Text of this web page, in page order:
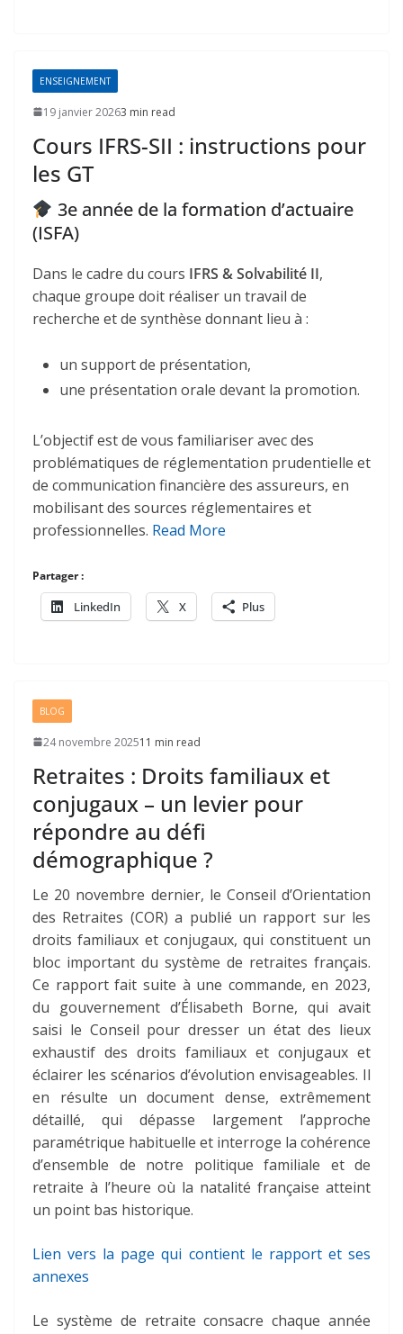
ENSEIGNEMENT
19 janvier 20263 min read
Cours IFRS-SII : instructions pour
les GT
3e année de la formation d’actuaire
(ISFA)
Dans le cadre du cours IFRS & Solvabilité II,
chaque groupe doit réaliser un travail de
recherche et de synthèse donnant lieu à :
un support de présentation,
une présentation orale devant la promotion.
L’objectif est de vous familiariser avec des
problématiques de réglementation prudentielle et
de communication financière des assureurs, en
mobilisant des sources réglementaires et
professionnelles. Read More
Partager :
LinkedIn X Plus
BLOG
24 novembre 202511 min read
Retraites : Droits familiaux et
conjugaux – un levier pour
répondre au défi
démographique ?
Le 20 novembre dernier, le Conseil d’Orientation
des Retraites (COR) a publié un rapport sur les
droits familiaux et conjugaux, qui constituent un
bloc important du système de retraites français.
Ce rapport fait suite à une commande, en 2023,
du gouvernement d’Élisabeth Borne, qui avait
saisi le Conseil pour dresser un état des lieux
exhaustif des droits familiaux et conjugaux et
éclairer les scénarios d’évolution envisageables. Il
en résulte un document dense, extrêmement
détaillé, qui dépasse largement l’approche
paramétrique habituelle et interroge la cohérence
d’ensemble de notre politique familiale et de
retraite à l’heure où la natalité française atteint
un point bas historique.
Lien vers la page qui contient le rapport et ses
annexes
Le système de retraite consacre chaque année